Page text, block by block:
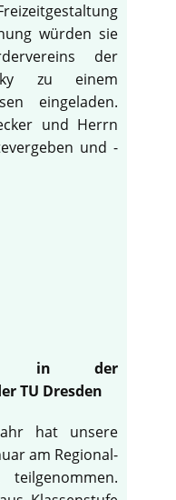
würden sie
der
zu einem
eingeladen.
und Herrn
und -
in der
TU Dresden
hat unsere
am Regional-